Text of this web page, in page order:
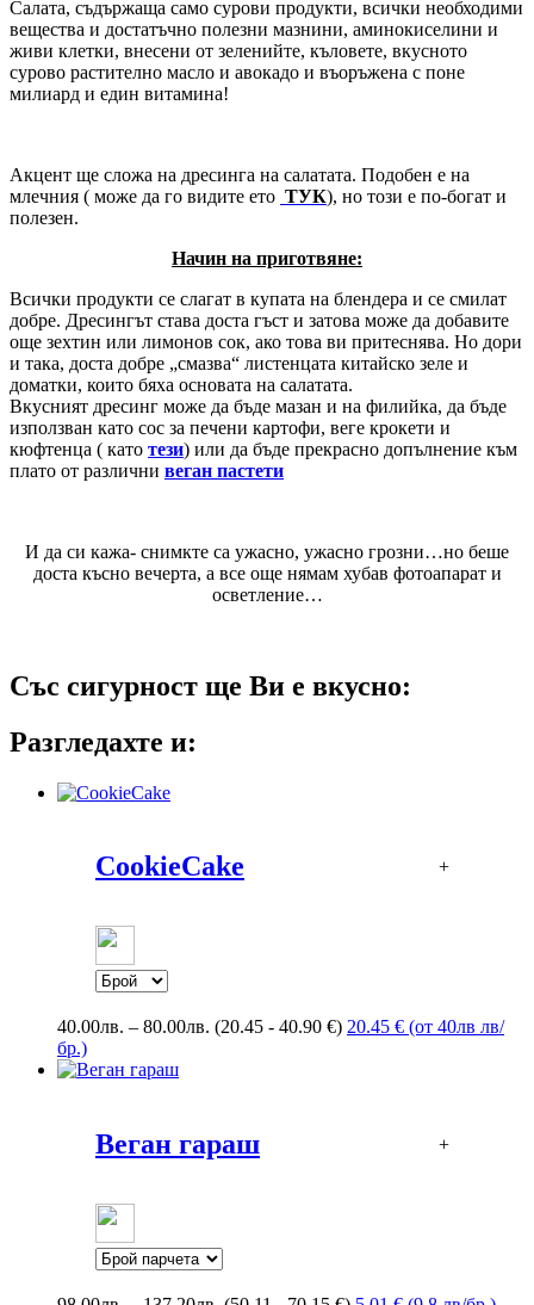
Салата, съдържаща само сурови продукти, всички необходими
вещества и достатъчно полезни мазнини, аминокиселини и
живи клетки, внесени от зеленийте, къловете, вкусното
сурово растително масло и авокадо и въоръжена с поне
милиард и един витамина!
Акцент ще сложа на дресинга на салатата. Подобен е на
млечния ( може да го видите ето ТУК), но този е по-богат и
полезен.
Начин на приготвяне:
Всички продукти се слагат в купата на блендера и се смилат
добре. Дресингът става доста гъст и затова може да добавите
още зехтин или лимонов сок, ако това ви притеснява. Но дори
и така, доста добре „смазва“ листенцата китайско зеле и
доматки, които бяха основата на салатата.
Вкусният дресинг може да бъде мазан и на филийка, да бъде
използван като сос за печени картофи, веге крокети и
кюфтенца ( като тези) или да бъде прекрасно допълнение към
плато от различни веган пастети
И да си кажа- снимкте са ужасно, ужасно грозни…но беше
доста късно вечерта, а все още нямам хубав фотоапарат и
осветление…
Със сигурност ще Ви е вкусно:
Разгледахте и:
CookieCake +
40.00лв. – 80.00лв. Price
(20.45 - 40.90 €) 20.45 € (от 40лв лв/
бр.)
Веган гараш +